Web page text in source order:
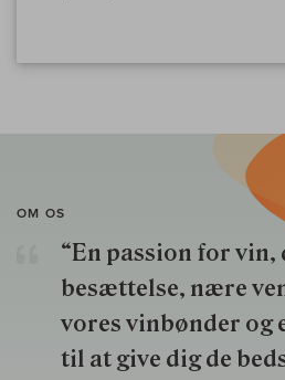
OM OS
“En passion for
besættelse, nære
vores vinbønder og
til at give dig de